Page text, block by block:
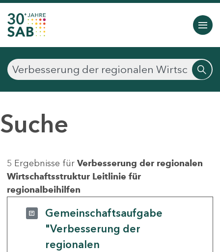
Suche
5 Ergebnisse für Verbesserung der regionalen
Wirtschaftsstruktur Leitlinie für
regionalbeihilfen
Gemeinschaftsaufgabe
"Verbesserung der
regionalen